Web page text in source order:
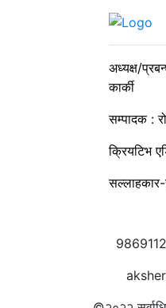
अध्यक्ष/
कार्की
सम्पादक :
क्रियटिभ
सल्लाहकार-